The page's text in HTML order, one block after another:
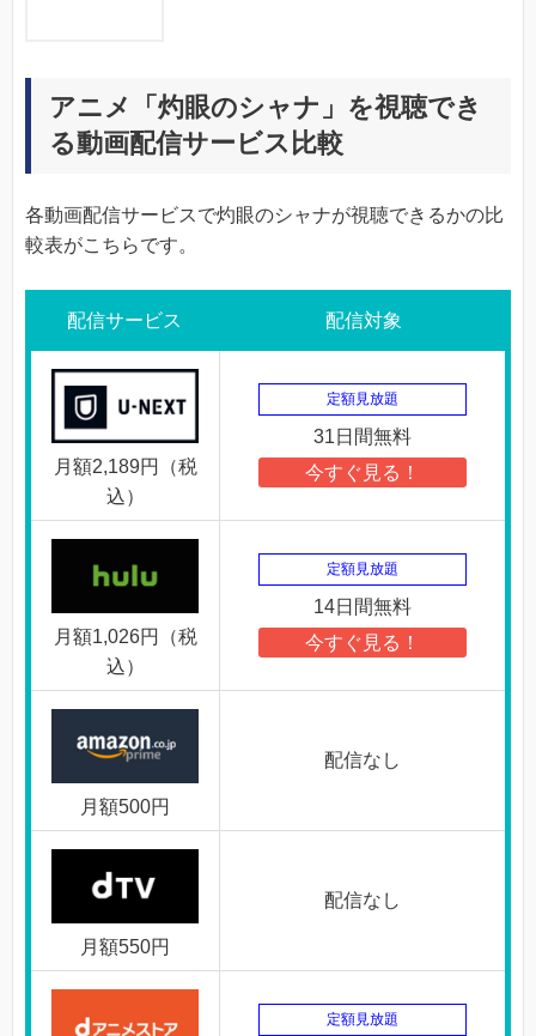
アニメ「灼眼のシャナ」を視聴でき
る動画配信サービス比較
各動画配信サービスで灼眼のシャナが視聴できるかの比
較表がこちらです。
配信サービス 配信対象
月額2,189円（税
込）
定額見放題
31日間無料
今すぐ見る！
月額1,026円（税
込）
定額見放題
14日間無料
今すぐ見る！
月額500円
配信なし
月額550円
配信なし
定額見放題